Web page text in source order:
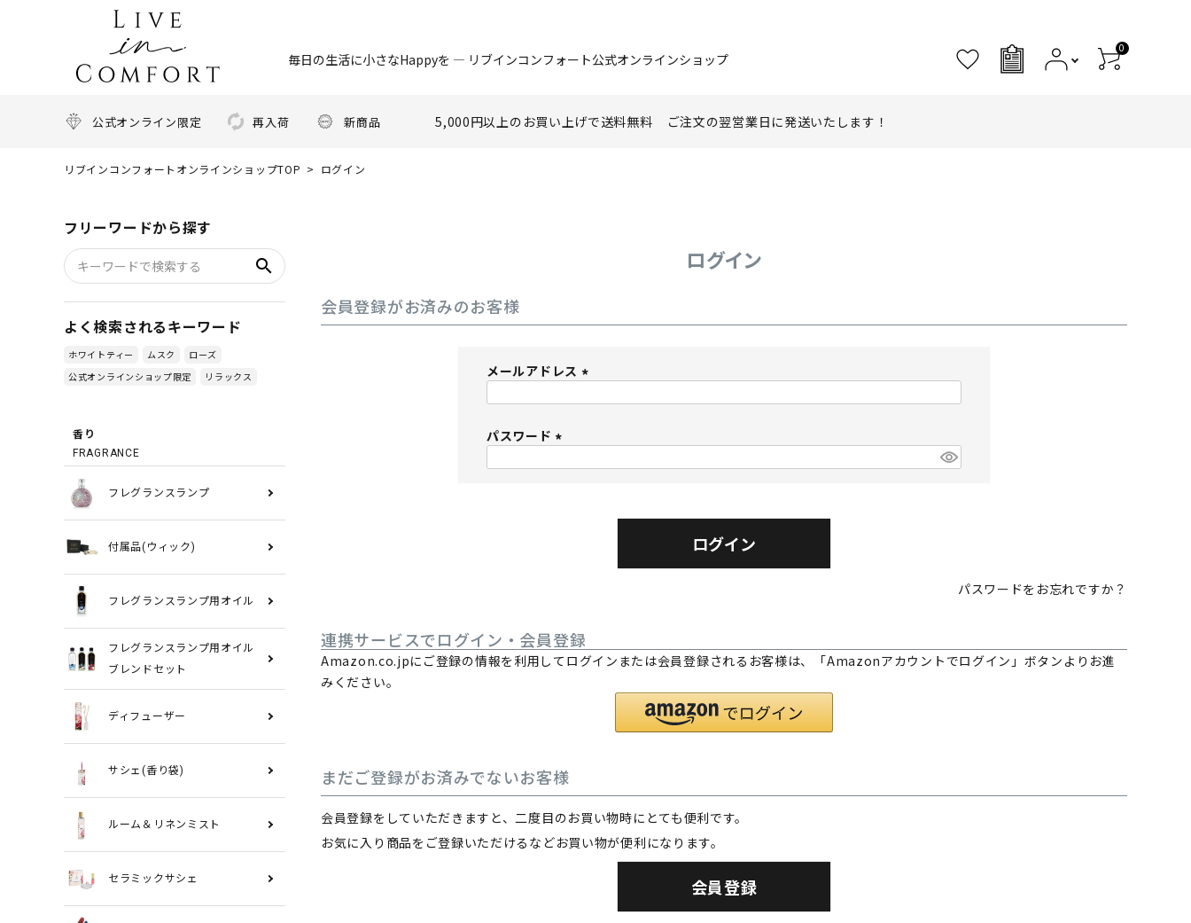
毎日の生活に小さなHappyを ― リブインコンフォート公式オンラインショップ
0
公式オンライン限定 再入荷 新商品 5,000円以上のお買い上げで送料無料 ご注文の翌営業日に発送いたします！
リブインコンフォートオンラインショップTOP ログイン
フリーワードから探す
search
よく検索されるキーワード
ホワイトティー ムスク
ローズ
公式オンラインショップ限定
リラックス
香り
FRAGRANCE
フレグランスランプ
付属品(ウィック)
フレグランスランプ用オイル
フレグランスランプ用オイル
ブレンドセット
ディフューザー
サシェ(香り袋)
ルーム＆リネンミスト
セラミックサシェ
ログイン
会員登録がお済みのお客様
メールアドレス
パスワード
ログイン
パスワードをお忘れですか？
連携サービスでログイン・会員登録
Amazon.co.jpにご登録の情報を利用してログインまたは会員登録されるお客様は、「Amazonアカウントでログイン」ボタンよりお進
みください。
まだご登録がお済みでないお客様
会員登録をしていただきますと、二度目のお買い物時にとても便利です。
お気に入り商品をご登録いただけるなどお買い物が便利になります。
会員登録